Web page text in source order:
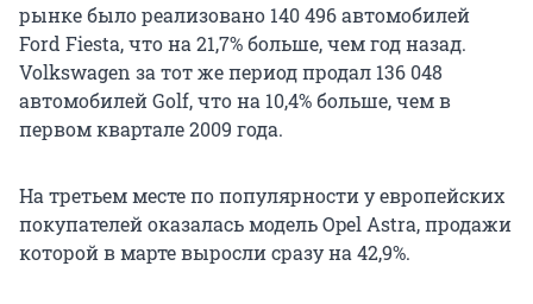
рынке было реализовано 140 496 автомобилей
Ford Fiesta, что на 21,7% больше, чем год назад.
Volkswagen за тот же период продал 136 048
автомобилей Golf, что на 10,4% больше, чем в
первом квартале 2009 года.
На третьем месте по популярности у европейских
покупателей оказалась модель Opel Astra, продажи
которой в марте выросли сразу на 42,9%.